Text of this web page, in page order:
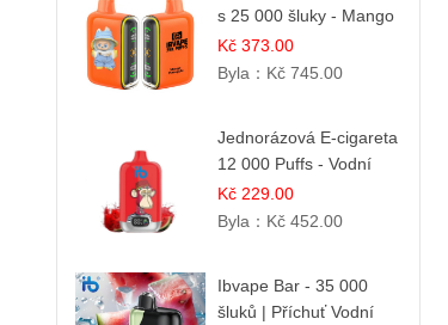
s 25 000 šluky - Mango
& Ananas
Kč 373.00
Byla： Kč 745.00
Jednorázová E-cigareta
12 000 Puffs - Vodní
Melounová Zmrzlina
Kč 229.00
Byla： Kč 452.00
Ibvape Bar - 35 000
šluků | Příchuť Vodní